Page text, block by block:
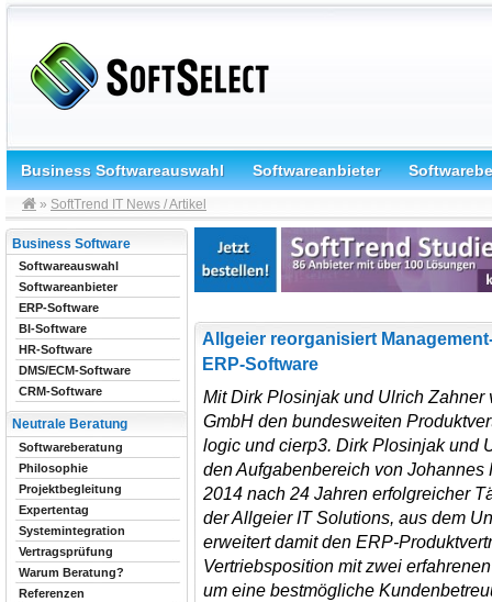
Business Softwareauswahl Softwareanbieter
» SoftTrend IT News / Artikel
Allgeier reorganisiert
ERP-Software
Mit Dirk Plosinjak und Ulrich Zahner
GmbH den bundesweiten
logic und cierp3. Dirk Plosinjak und
den Aufgabenbereich von
2014 nach 24 Jahren erfolgreicher
der Allgeier IT Solutions, aus dem
erweitert damit den ERP-
Vertriebsposition mit zwei
um eine bestmögliche
Business Software
Softwareauswahl
Softwareanbieter
ERP-Software
BI-Software
HR-Software
DMS/ECM-Software
CRM-Software
Neutrale Beratung
Softwareberatung
Philosophie
Projektbegleitung
Expertentag
Systemintegration
Vertragsprüfung
Warum Beratung?
Referenzen